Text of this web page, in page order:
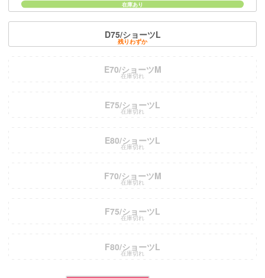
D75/ショーツL
残りわずか
E70/ショーツM
在庫切れ
E75/ショーツL
在庫切れ
E80/ショーツL
在庫切れ
F70/ショーツM
在庫切れ
F75/ショーツL
在庫切れ
F80/ショーツL
在庫切れ